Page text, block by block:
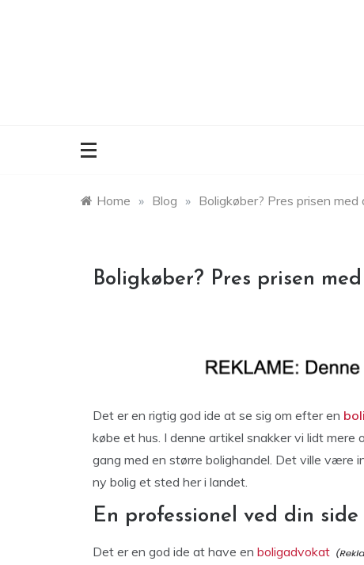
Home » Blog » Boligkøber? Pres prisen
Boligkøber? Pres prisen
Det er en rigtig god ide at se sig om efter en
købe et hus. I denne artikel snakker vi lidt
gang med en større bolighandel. Det ville være
ny bolig et sted her i landet.
En professionel ved din side
Det er en god ide at have en boligadvokat